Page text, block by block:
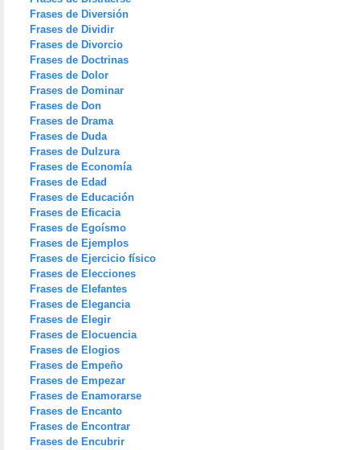
Frases de Diversión
Frases de Dividir
Frases de Divorcio
Frases de Doctrinas
Frases de Dolor
Frases de Dominar
Frases de Don
Frases de Drama
Frases de Duda
Frases de Dulzura
Frases de Economía
Frases de Edad
Frases de Educación
Frases de Eficacia
Frases de Egoísmo
Frases de Ejemplos
Frases de Ejercicio físico
Frases de Elecciones
Frases de Elefantes
Frases de Elegancia
Frases de Elegir
Frases de Elocuencia
Frases de Elogios
Frases de Empeño
Frases de Empezar
Frases de Enamorarse
Frases de Encanto
Frases de Encontrar
Frases de Encubrir